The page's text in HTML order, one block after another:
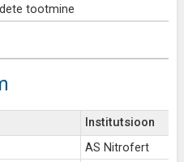
tootmine
Institutsioon
AS Nitrofert